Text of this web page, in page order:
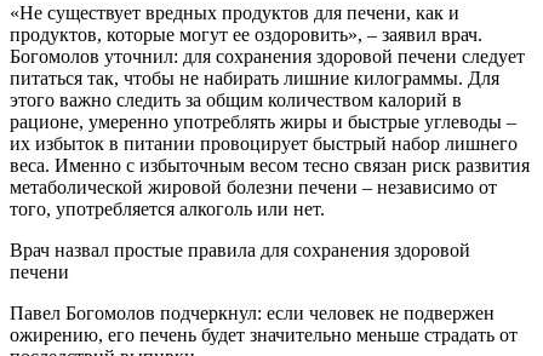
«Не существует вредных продуктов для печени, как и
продуктов, которые могут ее оздоровить», – заявил врач.
Богомолов уточнил: для сохранения здоровой печени следует
питаться так, чтобы не набирать лишние килограммы. Для
этого важно следить за общим количеством калорий в
рационе, умеренно употреблять жиры и быстрые углеводы –
их избыток в питании провоцирует быстрый набор лишнего
веса. Именно с избыточным весом тесно связан риск развития
метаболической жировой болезни печени – независимо от
того, употребляется алкоголь или нет.
Врач назвал простые правила для сохранения здоровой
печени
Павел Богомолов подчеркнул: если человек не подвержен
ожирению, его печень будет значительно меньше страдать от